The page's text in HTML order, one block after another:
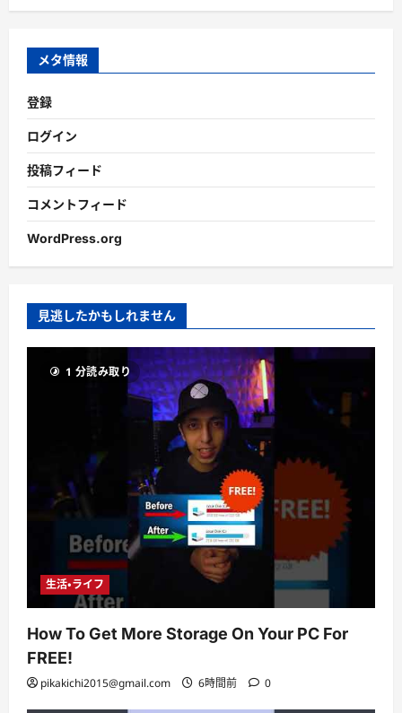
カ
ブ
メタ情報
登録
ログイン
投稿フィード
コメントフィード
WordPress.org
見逃したかもしれません
1 分読み取り
生活・ライフ
How To Get More Storage On Your PC For
FREE!
pikakichi2015@gmail.com 6時間前 0